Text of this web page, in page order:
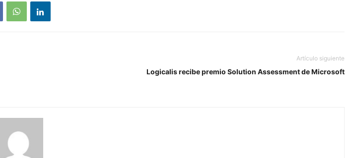
Artículo siguiente
Logicalis recibe premio Solution Assessment de Microsoft